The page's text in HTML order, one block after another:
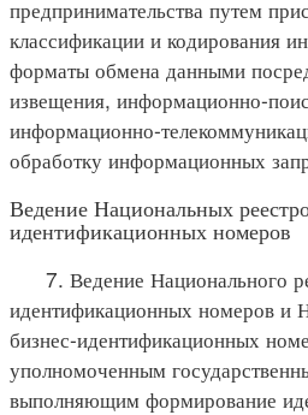
предпринимательства путем
классификации и кодирования
форматы обмена данными
извещения, информационно-
информационно-
обработку информационных
Ведение Национальных
идентификационных номеров
7. Ведение Национального
идентификационных номеров и
бизнес-идентификационных
уполномоченным
выполняющим формирование